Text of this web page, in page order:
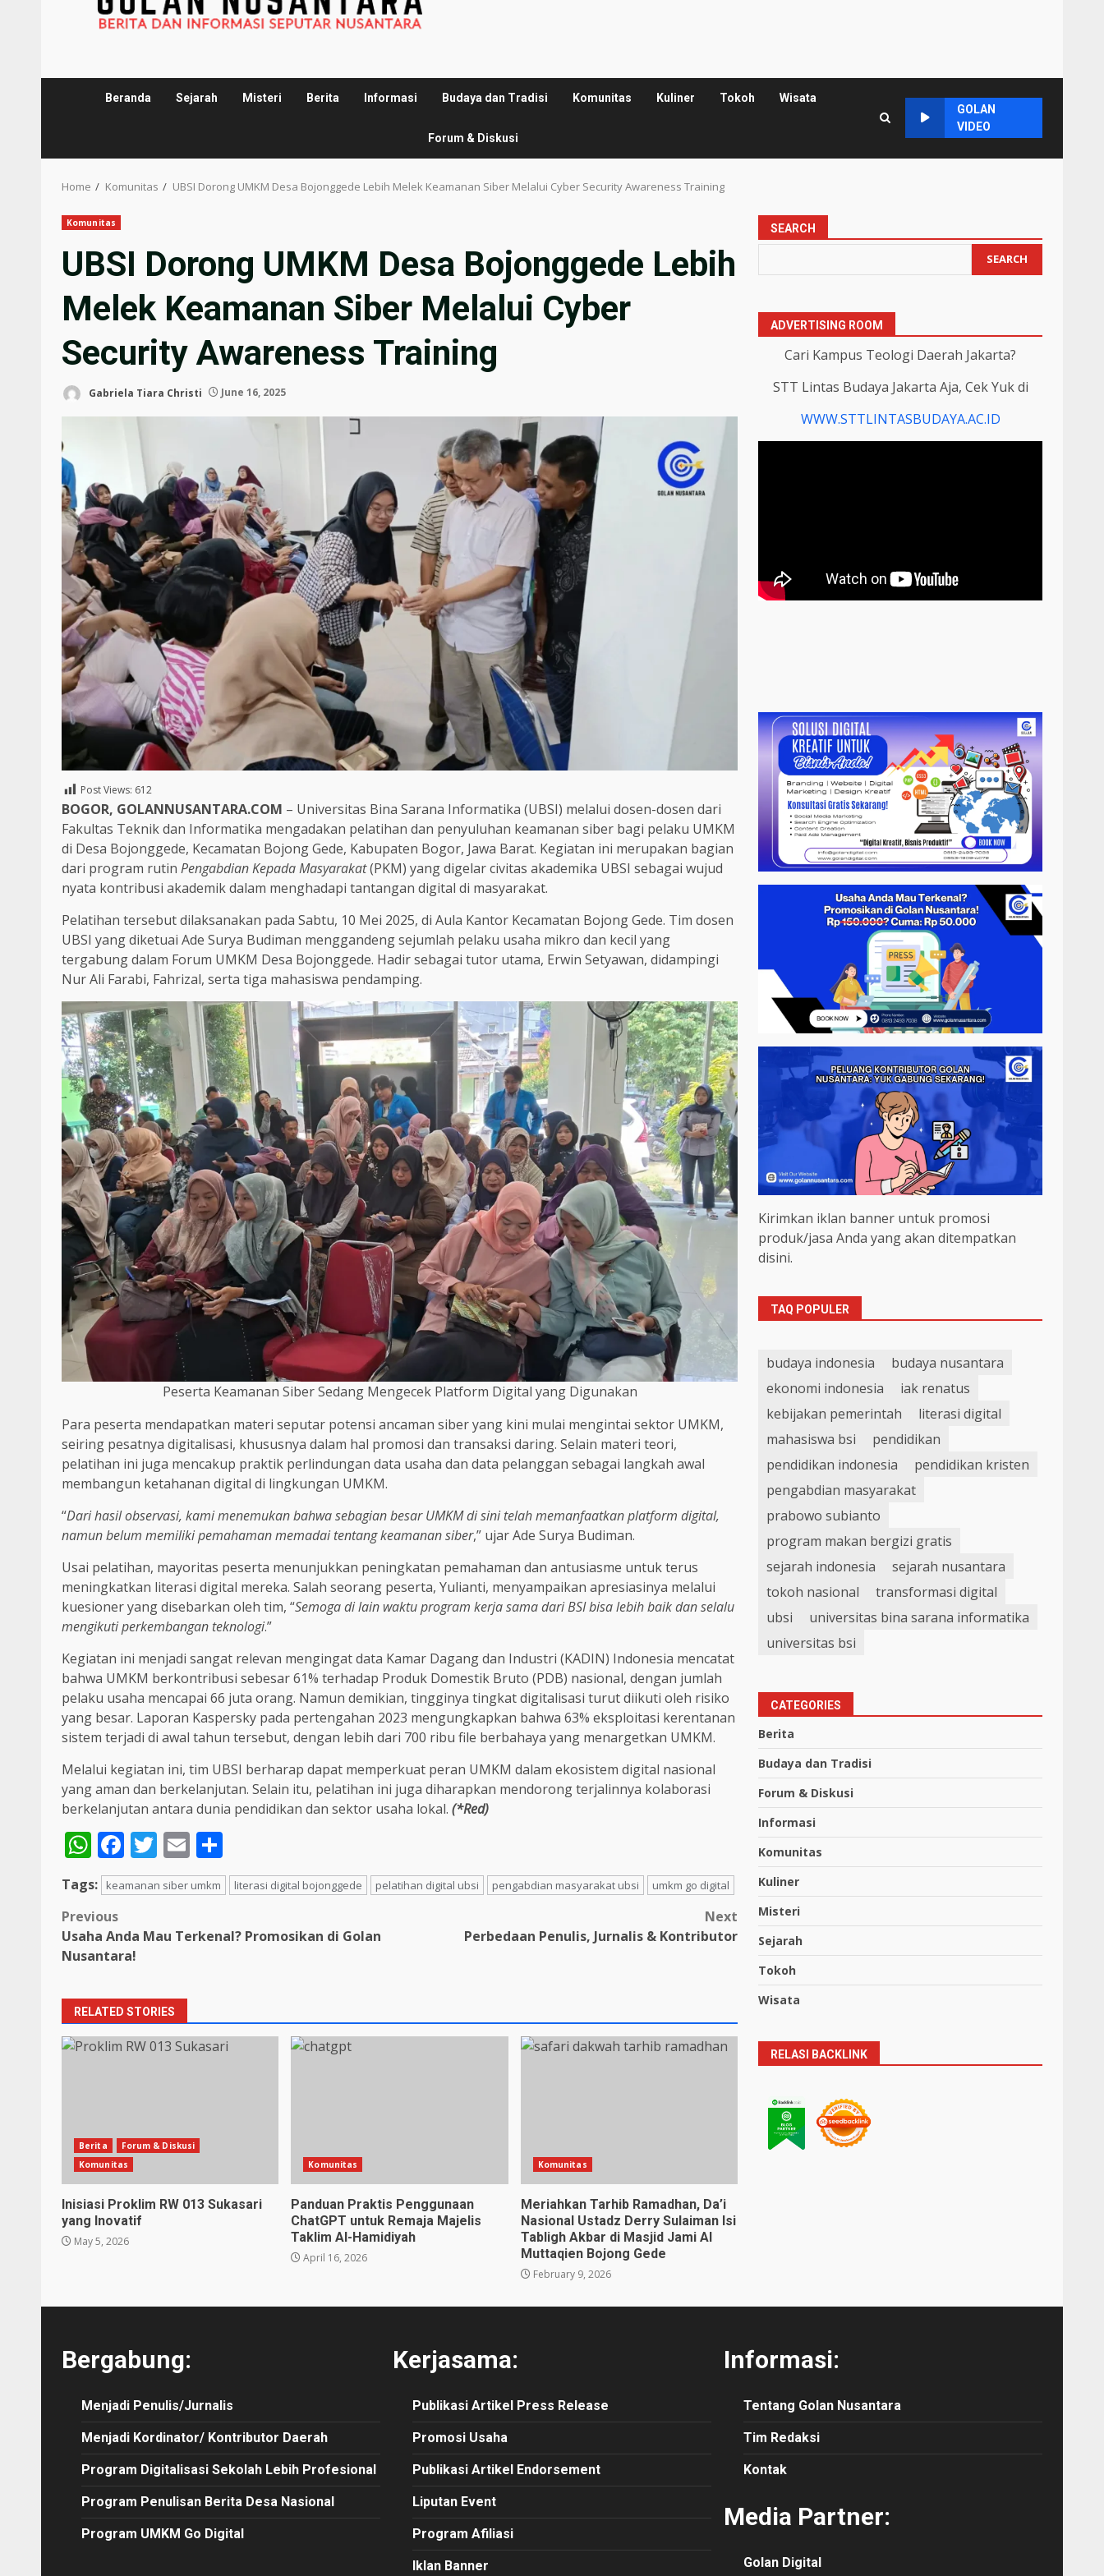
Beranda Sejarah Misteri Berita Informasi Budaya dan Tradisi Komunitas Kuliner Tokoh Wisata
Forum & Diskusi
GOLAN
VIDEO
Home Komunitas UBSI Dorong UMKM Desa Bojonggede Lebih Melek Keamanan Siber Melalui Cyber Security Awareness Training
Komunitas
UBSI Dorong UMKM Desa Bojonggede Lebih
Melek Keamanan Siber Melalui Cyber
Security Awareness Training
Gabriela Tiara Christi June 16, 2025
Post Views: 612
BOGOR, GOLANNUSANTARA.COM – Universitas Bina Sarana Informatika (UBSI) melalui dosen-dosen dari
Fakultas Teknik dan Informatika mengadakan pelatihan dan penyuluhan keamanan siber bagi pelaku UMKM
di Desa Bojonggede, Kecamatan Bojong Gede, Kabupaten Bogor, Jawa Barat. Kegiatan ini merupakan bagian
dari program rutin Pengabdian Kepada Masyarakat(PKM) yang digelar civitas akademika UBSI sebagai wujud
nyata kontribusi akademik dalam menghadapi tantangan digital di masyarakat.
Pelatihan tersebut dilaksanakan pada Sabtu, 10 Mei 2025, di Aula Kantor Kecamatan Bojong Gede. Tim dosen
UBSI yang diketuai Ade Surya Budiman menggandeng sejumlah pelaku usaha mikro dan kecil yang
tergabung dalam Forum UMKM Desa Bojonggede. Hadir sebagai tutor utama, Erwin Setyawan, didampingi
Nur Ali Farabi, Fahrizal, serta tiga mahasiswa pendamping.
Peserta Keamanan Siber Sedang Mengecek Platform Digital yang Digunakan
Para peserta mendapatkan materi seputar potensi ancaman siber yang kini mulai mengintai sektor UMKM,
seiring pesatnya digitalisasi, khususnya dalam hal promosi dan transaksi daring. Selain materi teori,
pelatihan ini juga mencakup praktik perlindungan data usaha dan data pelanggan sebagai langkah awal
membangun ketahanan digital di lingkungan UMKM.
“Dari hasil observasi, kami menemukan bahwa sebagian besar UMKM di sini telah memanfaatkan platform digital,
namun belum memiliki pemahaman memadai tentang keamanan siber,” ujar Ade Surya Budiman.
Usai pelatihan, mayoritas peserta menunjukkan peningkatan pemahaman dan antusiasme untuk terus
meningkatkan literasi digital mereka. Salah seorang peserta, Yulianti, menyampaikan apresiasinya melalui
kuesioner yang disebarkan oleh tim, “Semoga di lain waktu program kerja sama dari BSI bisa lebih baik dan selalu
mengikuti perkembangan teknologi.”
Kegiatan ini menjadi sangat relevan mengingat data Kamar Dagang dan Industri (KADIN) Indonesia mencatat
bahwa UMKM berkontribusi sebesar 61% terhadap Produk Domestik Bruto (PDB) nasional, dengan jumlah
pelaku usaha mencapai 66 juta orang. Namun demikian, tingginya tingkat digitalisasi turut diikuti oleh risiko
yang besar. Laporan Kaspersky pada pertengahan 2023 mengungkapkan bahwa 63% eksploitasi kerentanan
sistem terjadi di awal tahun tersebut, dengan lebih dari 700 ribu file berbahaya yang menargetkan UMKM.
Melalui kegiatan ini, tim UBSI berharap dapat memperkuat peran UMKM dalam ekosistem digital nasional
yang aman dan berkelanjutan. Selain itu, pelatihan ini juga diharapkan mendorong terjalinnya kolaborasi
berkelanjutan antara dunia pendidikan dan sektor usaha lokal. (*Red)
WhatsApp
Facebook
Twitter
Email
Tags: keamanan siber umkm literasi digital bojonggede pelatihan digital ubsi pengabdian masyarakat ubsi umkm go digital
Post
navigation
Previous
Usaha Anda Mau Terkenal? Promosikan di Golan
Nusantara!
Next
Perbedaan Penulis, Jurnalis & Kontributor
RELATED STORIES
Berita
Forum & Diskusi
Komunitas
Inisiasi Proklim RW 013 Sukasari
yang Inovatif
May 5, 2026
Komunitas
Panduan Praktis Penggunaan
ChatGPT untuk Remaja Majelis
Taklim Al-Hamidiyah
April 16, 2026
Komunitas
Meriahkan Tarhib Ramadhan, Da’i
Nasional Ustadz Derry Sulaiman Isi
Tabligh Akbar di Masjid Jami Al
Muttaqien Bojong Gede
February 9, 2026
SEARCH
SEARCH
ADVERTISING ROOM
Cari Kampus Teologi Daerah Jakarta?
STT Lintas Budaya Jakarta Aja, Cek Yuk di
WWW.STTLINTASBUDAYA.AC.ID
Kirimkan iklan banner untuk promosi
produk/jasa Anda yang akan ditempatkan
disini.
TAQ POPULER
budaya indonesia
budaya nusantara
ekonomi indonesia
iak renatus
kebijakan pemerintah
literasi digital
mahasiswa bsi
pendidikan
pendidikan indonesia
pendidikan kristen
pengabdian masyarakat
prabowo subianto
program makan bergizi gratis
sejarah indonesia
sejarah nusantara
tokoh nasional
transformasi digital
ubsi
universitas bina sarana informatika
universitas bsi
CATEGORIES
Berita
Budaya dan Tradisi
Forum & Diskusi
Informasi
Komunitas
Kuliner
Misteri
Sejarah
Tokoh
Wisata
RELASI BACKLINK
Bergabung:
Menjadi Penulis/Jurnalis
Menjadi Kordinator/ Kontributor Daerah
Program Digitalisasi Sekolah Lebih Profesional
Program Penulisan Berita Desa Nasional
Program UMKM Go Digital
Kerjasama:
Publikasi Artikel Press Release
Promosi Usaha
Publikasi Artikel Endorsement
Liputan Event
Program Afiliasi
Iklan Banner
Informasi:
Tentang Golan Nusantara
Tim Redaksi
Kontak
Media Partner:
Golan Digital